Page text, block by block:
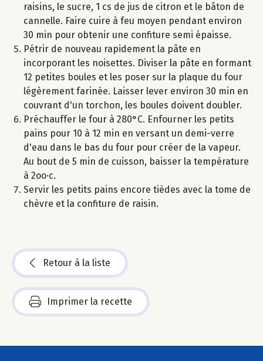
raisins, le sucre, 1 cs de jus de citron et le bâton de
cannelle. Faire cuire à feu moyen pendant environ
30 min pour obtenir une confiture semi épaisse.
Pétrir de nouveau rapidement la pâte en
incorporant les noisettes. Diviser la pâte en formant
12 petites boules et les poser sur la plaque du four
légèrement farinée. Laisser lever environ 30 min en
couvrant d'un torchon, les boules doivent doubler.
Préchauffer le four à 280°C. Enfourner les petits
pains pour 10 à 12 min en versant un demi-verre
d'eau dans le bas du four pour créer de la vapeur.
Au bout de 5 min de cuisson, baisser la température
à 2oo·c.
Servir les petits pains encore tièdes avec la tome de
chèvre et la confiture de raisin.
Retour à la liste
Imprimer la recette